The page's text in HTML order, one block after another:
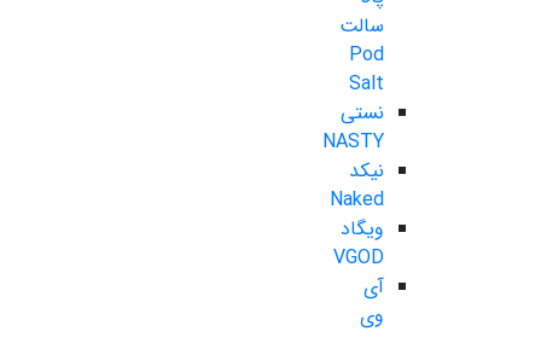
سالت
Pod
Salt
نستی
NASTY
نیکد
Naked
ویگاد
VGOD
آی
وی